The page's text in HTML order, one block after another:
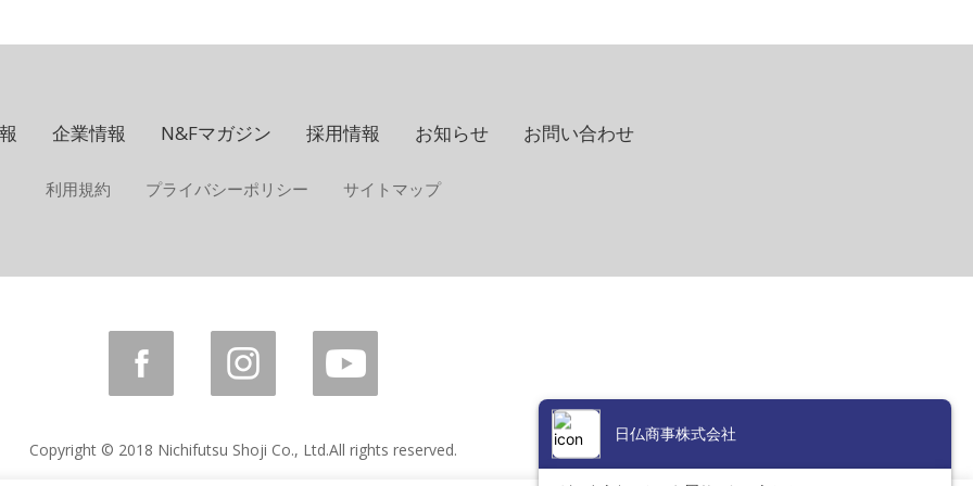
企業情報 N&Fマガジン 採用情報 お知らせ お問い合わせ
利用規約 プライバシーポリシー サイトマップ
Copyright © 2018 Nichifutsu Shoji Co., Ltd.All rights reserved.